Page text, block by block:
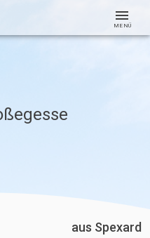
MENÜ
aus Spexard